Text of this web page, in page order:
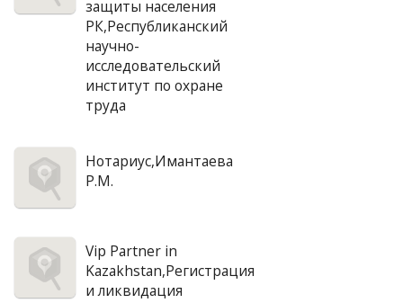
защиты населения
РК,Республиканский
научно-
исследовательский
институт по охране
труда
Нотариус,Имантаева
Р.М.
Vip Partner in
Kazakhstan,Регистрация
и ликвидация